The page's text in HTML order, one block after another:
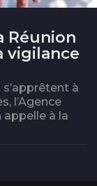
Réunion
vigilance
à
l’Agence
appelle à la